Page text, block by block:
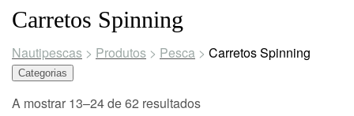
Carretos Spinning
Nautipescas > Produtos > Pesca > Carretos Spinning
Categorias
A mostrar 13–24 de 62 resultados